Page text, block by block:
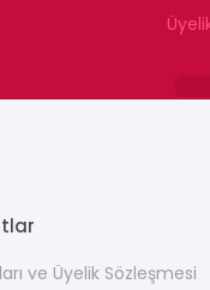
ve Üyelik Sözleşmesi